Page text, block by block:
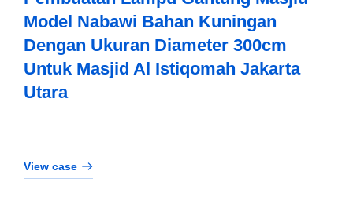
Model Nabawi Bahan Kuningan
Dengan Ukuran Diameter 300cm
Untuk Masjid Al Istiqomah Jakarta
Utara
View case